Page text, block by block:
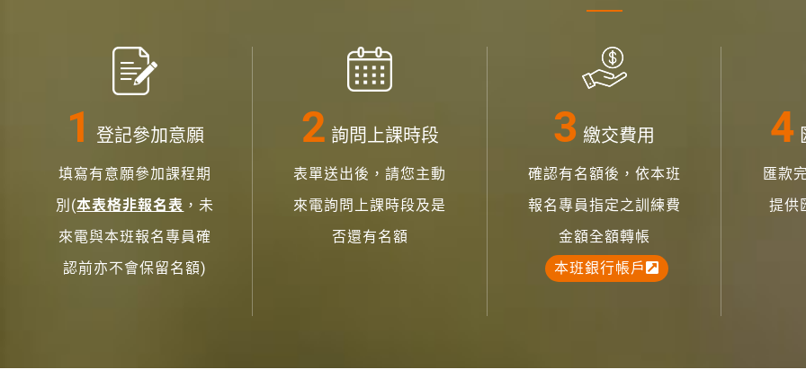
登記參加意願
填寫有意願參加課程期
別(本表格非報名表 ，未
來電與本班報名專員確
認前亦不會保留名額)
詢問上課時段
表單送出後，請您主動
來電詢問上課時段及是
否還有名額
繳交費用
確認有名額後，依本班
報名專員指定之訓練費
金額全額轉帳
本班銀行帳戶
匯款
提供